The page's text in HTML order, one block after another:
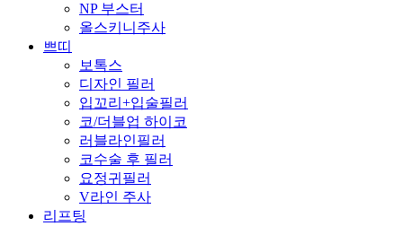
NP 부스터
올스키니주사
쁘띠
보톡스
디자인 필러
입꼬리+입술필러
코/더블업 하이코
러블라인필러
코수술 후 필러
요정귀필러
V라인 주사
리프팅